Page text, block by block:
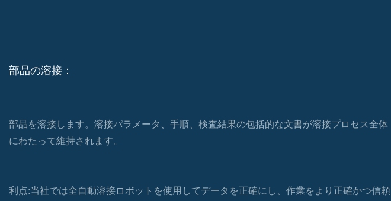
部品の溶接：
部品を溶接します。溶接パラメータ、手順、検査結果の包括的な文書が溶接プロセス全体
にわたって維持されます。
利点:当社では全自動溶接ロボットを使用してデータを正確にし、作業をより正確かつ信頼